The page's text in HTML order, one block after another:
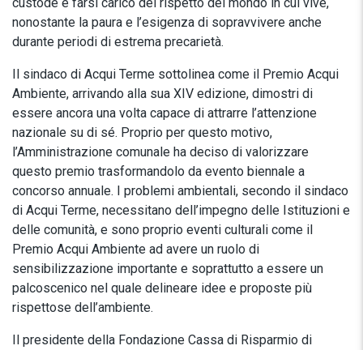
nonostante la paura e l’esigenza di sopravvivere anche
durante periodi di estrema precarietà.
Il sindaco di Acqui Terme sottolinea come il Premio Acqui
Ambiente, arrivando alla sua XIV edizione, dimostri di
essere ancora una volta capace di attrarre l’attenzione
nazionale su di sé. Proprio per questo motivo,
l’Amministrazione comunale ha deciso di valorizzare
questo premio trasformandolo da evento biennale a
concorso annuale. I problemi ambientali, secondo il sindaco
di Acqui Terme, necessitano dell’impegno delle Istituzioni e
delle comunità, e sono proprio eventi culturali come il
Premio Acqui Ambiente ad avere un ruolo di
sensibilizzazione importante e soprattutto a essere un
palcoscenico nel quale delineare idee e proposte più
rispettose dell’ambiente.
Il presidente della Fondazione Cassa di Risparmio di